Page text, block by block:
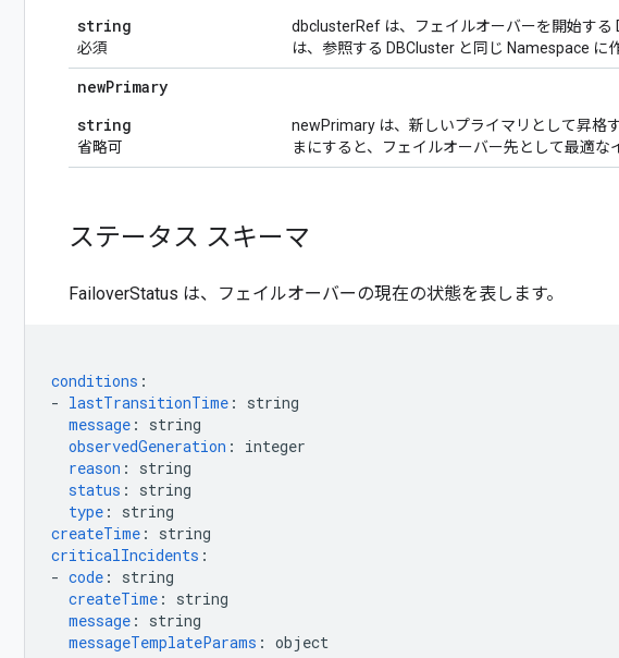
string
必須
dbclusterRef は、フェイルオーバーを開始する
は、参照する DBCluster と同じ Namespace に
newPrimary
string
省略可
newPrimary は、新しいプライマリとして昇格
まにすると、フェイルオーバー先として最適な
ステータス スキーマ
FailoverStatus は、フェイルオーバーの現在の状態を表します。
conditions :
- lastTransitionTime :
string
message :
string
observedGeneration :
integer
reason :
string
status :
string
type :
string
createTime :
string
criticalIncidents :
- code :
string
createTime :
string
message :
string
messageTemplateParams : object